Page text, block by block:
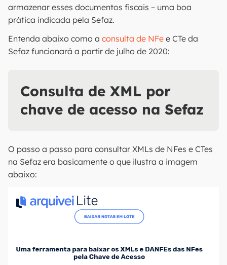
armazenar esses documentos fiscais – uma boa
prática indicada pela Sefaz.
Entenda abaixo como a consulta de NFe e CTe da
Sefaz funcionará a partir de julho de 2020:
Consulta de XML por
chave de acesso na Sefaz
O passo a passo para consultar XMLs de NFes e CTes
na Sefaz era basicamente o que ilustra a imagem
abaixo: